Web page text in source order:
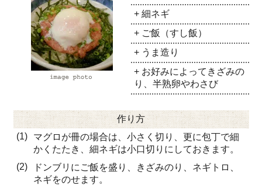
+ 細ネギ
+ ご飯（すし飯）
+ うま造り
+ お好みによってきざみの
り、半熟卵やわさび
作り方
(1)
マグロが冊の場合は、小さく切り、更に包丁で細
かくたたき、細ネギは小口切りにしておきます。
(2)
ドンブリにご飯を盛り、きざみのり、ネギトロ、
ネギをのせます。